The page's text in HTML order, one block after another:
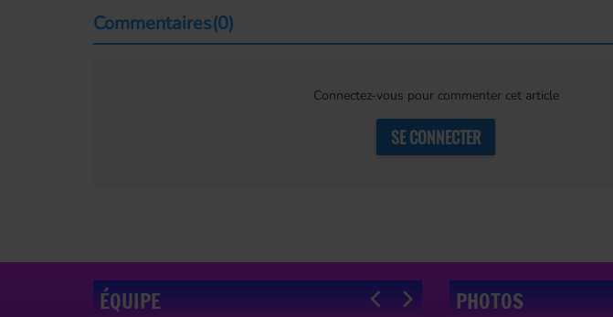
Commentaires(0)
Connectez-vous pour commenter cet article
SE CONNECTER
ÉQUIPE PHOTOS